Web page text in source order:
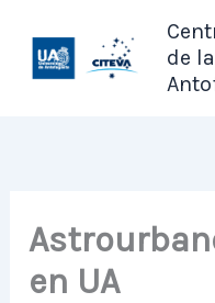
contenido
de
en UA